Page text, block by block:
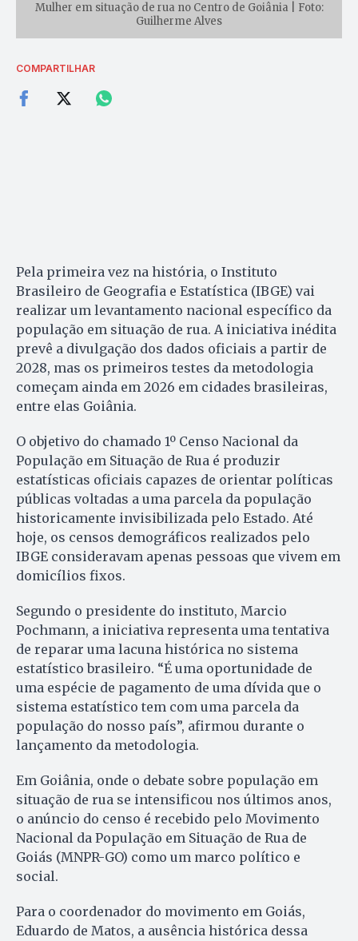
Mulher em situação de rua no Centro de Goiânia | Foto:
Guilherme Alves
COMPARTILHAR
Pela primeira vez na história, o Instituto
Brasileiro de Geografia e Estatística (IBGE) vai
realizar um levantamento nacional específico da
população em situação de rua. A iniciativa inédita
prevê a divulgação dos dados oficiais a partir de
2028, mas os primeiros testes da metodologia
começam ainda em 2026 em cidades brasileiras,
entre elas Goiânia.
O objetivo do chamado 1º Censo Nacional da
População em Situação de Rua é produzir
estatísticas oficiais capazes de orientar políticas
públicas voltadas a uma parcela da população
historicamente invisibilizada pelo Estado. Até
hoje, os censos demográficos realizados pelo
IBGE consideravam apenas pessoas que vivem em
domicílios fixos.
Segundo o presidente do instituto, Marcio
Pochmann, a iniciativa representa uma tentativa
de reparar uma lacuna histórica no sistema
estatístico brasileiro. “É uma oportunidade de
uma espécie de pagamento de uma dívida que o
sistema estatístico tem com uma parcela da
população do nosso país”, afirmou durante o
lançamento da metodologia.
Em Goiânia, onde o debate sobre população em
situação de rua se intensificou nos últimos anos,
o anúncio do censo é recebido pelo Movimento
Nacional da População em Situação de Rua de
Goiás (MNPR-GO) como um marco político e
social.
Para o coordenador do movimento em Goiás,
Eduardo de Matos, a ausência histórica dessa